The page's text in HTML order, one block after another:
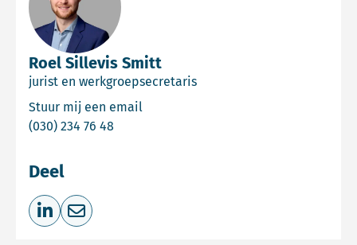
Roel Sillevis Smitt
jurist en werkgroepsecretaris
Stuur mij een email
(030) 234 76 48
Deel
Deel op LinkedIn
Deel via e-mail